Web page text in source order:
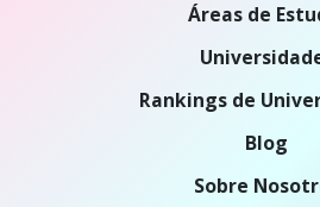
Áreas de
Rankings de
Blog
Sobre